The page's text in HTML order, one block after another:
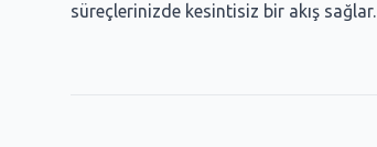
süreçlerinizde kesintisiz bir akış sağlar.